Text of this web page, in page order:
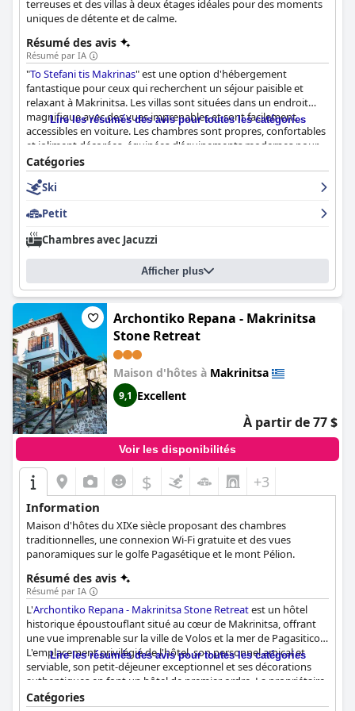
terreuses et des villas à deux étages idéales pour des moments
uniques de détente et de calme.
Résumé des avis
Résumé par IA
"To Stefani tis Makrinas" est une option d'hébergement
fantastique pour ceux qui recherchent un séjour paisible et
relaxant à Makrinitsa. Les villas sont situées dans un endroit
magnifique avec des vues imprenables et sont facilement
accessibles en voiture. Les chambres sont propres, confortables
et joliment décorées, équipées d'équipements modernes pour
que les clients se sentent comme chez eux. Le personnel est
décrit comme amical, hospitalier et toujours prêt à aider pour
tous les besoins. Les clients apprécient les hôtes exceptionnels
sentiers de randonnée. Bien que certains commentaires aient
noté de petits problèmes tels que de petites salles de bains et
des meubles datés, dans l'ensemble, les clients ont été très
satisfaits de leur séjour.
Lire les résumés des avis pour toutes les catégories
Catégories
Ski
Petit
Chambres avec Jacuzzi
Afficher plus
Archontiko Repana - Makrinitsa
Stone Retreat
Maison d'hôtes à Makrinitsa
9,1 Excellent
À partir de 77 $
Voir les disponibilités
$ +3
Information
Maison d'hôtes du XIXe siècle proposant des chambres
traditionnelles, une connexion Wi-Fi gratuite et des vues
panoramiques sur le golfe Pagasétique et le mont Pélion.
Résumé des avis
Résumé par IA
L'Archontiko Repana - Makrinitsa Stone Retreatest un hôtel
historique époustouflant situé au cœur de Makrinitsa, offrant
une vue imprenable sur la ville de Volos et la mer de Pagasiticos.
L'emplacement privilégié de l'hôtel, son personnel amical et
serviable, son petit-déjeuner exceptionnel et ses décorations
authentiques en font un hôtel de premier ordre. La propriétaire,
Mme Demi, cuisine et prépare personnellement le petit-
Lire les résumés des avis pour toutes les catégories
Catégories